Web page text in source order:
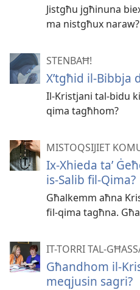
Jistgħu jgħinuna
ma nistgħux naraw?
STENBAĦ!
X’tgħid il-
Il-Kristjani tal-bidu
qima tagħhom?
MISTOQSIJIET
Ix-Xhieda taʼ
is-Salib fil-Qima?
Għalkemm aħna
fil-qima tagħna.
IT-TORRI TAL-
Għandhom il-
meqjusin sagri?